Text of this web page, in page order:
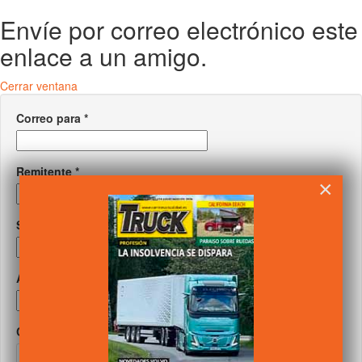
Envíe por correo electrónico este
enlace a un amigo.
Cerrar ventana
Correo para *
Remitente*
Su correo
Asunto
Captcha
×